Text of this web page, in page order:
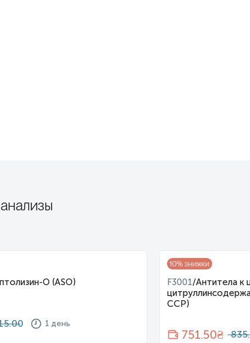
О (ASO)
1 день
10% знижки
F3001/Антитела к
ССР)
751.50₴